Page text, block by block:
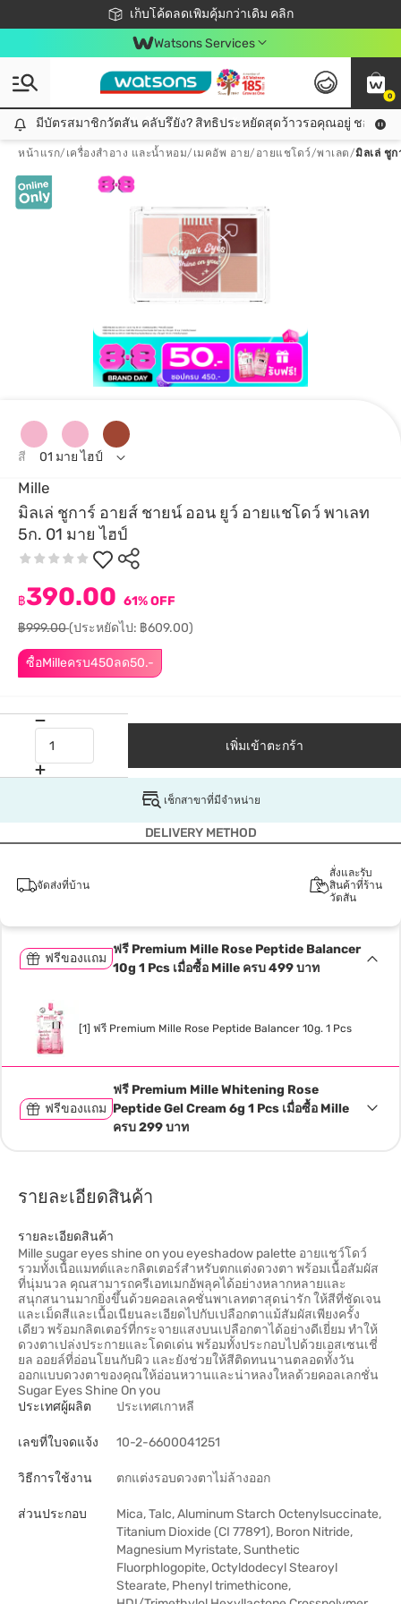
เก็บโค้ดลดเพิ่มคุ้มกว่าเดิม คลิก
ชอปออนไลน์ครั้งแรก ลดเพิ่มจุก ๆ 10%! 🎉
📦ส่งฟรี! เมื่อชอป 499฿
สมาชิกวัตสัน คลับดียังไง?
Watsons Services
0
มีบัตรสมาชิกวัตสัน คลับรึยัง? สิทธิประหยัดสุดว้าวรอคุณอยู่ ชอปคุ้มกว่าเดิม คลิก!
มีบัตรสมาชิกวัตสัน คลับรึยัง? สิทธิประหยัดสุดว้าวรอคุณอยู่ ชอปคุ้มก
หน้าแรก/ เครื่องสำอาง และน้ำหอม/ เมคอัพ อาย/ อายแชโดว์/พาเลต/มิลเล่ ชู
Mille
มิลเล่ ชูการ์ อายส์ ชายน์ ออน ยูว์ อายแชโดว์ พาเลท
5ก. 01 มาย ไฮป์
ซื้อMilleครบ450ลด50.-
฿390.00 61% OFF
฿999.00(ประหยัดไป: ฿609.00)
สี 01 มาย ไฮป์
เพิ่มเข้าตะกร้า
เช็กสาขาที่มีจำหน่าย
DELIVERY METHOD
จัดส่งที่บ้าน
สั่งและรับ
สินค้าที่ร้าน
วัตสัน
ฟรีของแถม
ฟรี Premium Mille Rose Peptide Balancer
10g 1 Pcs เมื่อซื้อ Mille ครบ 499 บาท
[1] ฟรี Premium Mille Rose Peptide Balancer 10g. 1 Pcs
ฟรีของแถม
ฟรี Premium Mille Whitening Rose
Peptide Gel Cream 6g 1 Pcs เมื่อซื้อ Mille
ครบ 299 บาท
รายละเอียดสินค้า
รายละเอียดสินค้า
Mille sugar eyes shine on you eyeshadow palette อายแชว์โดว์
รวมทั้งเนื้อแมทต์และกลิตเตอร์สำหรับตกแต่งดวงตา พร้อมเนื้อสัมผัส
ที่นุ่มนวล คุณสามารถครีเอทเมกอัพลุคได้อย่างหลากหลายและ
สนุกสนานมากยิ่งขึ้นด้วยคอลเลคชั่นพาเลทตาสุดน่ารัก ให้สีที่ชัดเจน
และเม็ดสีและเนื้อเนียนละเอียดไปกับเปลือกตาแม้สัมผัสเพียงครั้ง
เดียว พร้อมกลิตเตอร์ที่กระจายแสงบนเปลือกตาได้อย่างดีเยี่ยม ทำให้
ดวงตาเปล่งประกายและโดดเด่น พร้อมทั้งประกอบไปด้วยเอสเซนเชี่
ยล ออยล์ที่อ่อนโยนกับผิว และยังช่วยให้สีติดทนนานตลอดทั้งวัน
ออกแบบดวงตาของคุณให้อ่อนหวานและน่าหลงใหลด้วยคอลเลกชั่น
Sugar Eyes Shine On you
ประเทศผู้ผลิต
ประเทศเกาหลี
เลขที่ใบจดแจ้ง 10-2-6600041251
วิธีการใช้งาน ตกแต่งรอบดวงตาไม่ล้างออก
ส่วนประกอบ
Mica, Talc, Aluminum Starch Octenylsuccinate,
Titanium Dioxide (CI 77891), Boron Nitride,
Magnesium Myristate, Sunthetic
Fluorphlogopite, Octyldodecyl Stearoyl
Stearate, Phenyl trimethicone,